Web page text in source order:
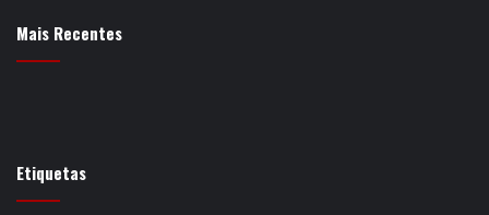
Mais Recentes
Etiquetas